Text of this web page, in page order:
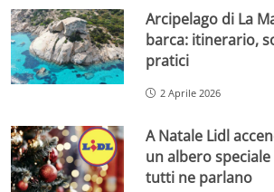
Arcipelago di La
barca: itinerario,
pratici
2 Aprile 2026
A Natale Lidl
un albero
tutti ne parlano